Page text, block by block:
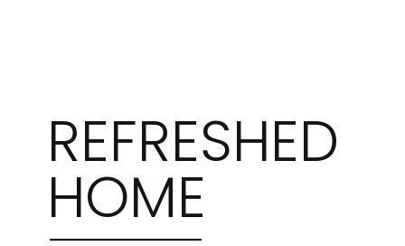
REFRESHED
HOME